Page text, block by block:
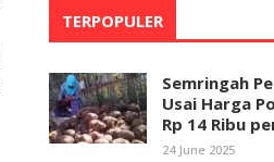
TERPOPULER
Semringah
Usai Harga
Rp 14 Ribu
24 June 2025